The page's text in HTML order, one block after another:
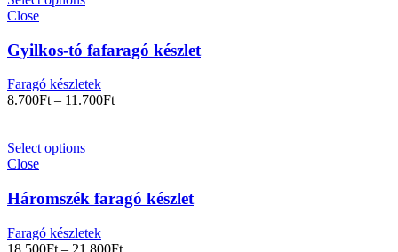
Close
Gyilkos-tó fafaragó készlet
Faragó készletek
8.700Ft – 11.700Ft
Select options
Close
Háromszék faragó készlet
Faragó készletek
18.500Ft – 21.800Ft